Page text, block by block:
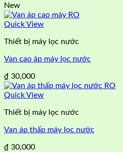
New
Quick View
Thiết bị máy lọc nước
Van cao áp máy lọc nước
₫ 30,000
Quick View
Thiết bị máy lọc nước
Van áp thấp máy lọc nước
₫ 30,000